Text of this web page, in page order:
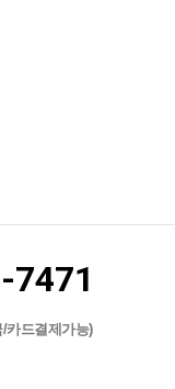
7471
카드결제가능)